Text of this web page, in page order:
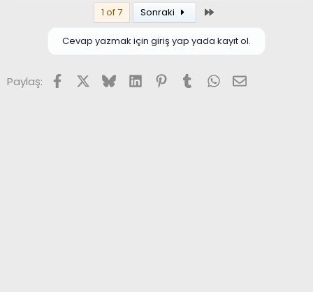
1 of 7 Sonraki
Cevap yazmak için giriş yap yada kayıt ol.
Paylaş: FacebookX (Twitter)
BlueskyLinkedInPinterest
TumblrWhatsApp
E-posta